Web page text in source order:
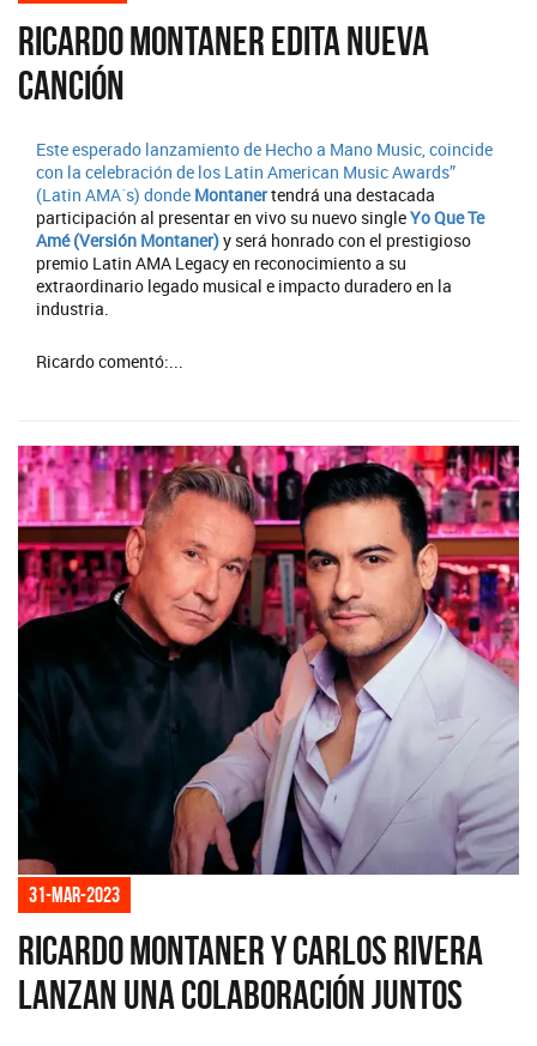
Ricardo Montaner edita nueva
canción
Este esperado lanzamiento de Hecho a Mano Music, coincide
con la celebración de los Latin American Music Awards”
(Latin AMA´s) donde Montanertendrá una destacada
participación al presentar en vivo su nuevo singleYo Que Te
Amé (Versión Montaner)y será honrado con el prestigioso
premio Latin AMA Legacy en reconocimiento a su
extraordinario legado musical e impacto duradero en la
industria.
Ricardo comentó:...
31-mar-2023
Ricardo Montaner y Carlos Rivera
lanzan una colaboración juntos